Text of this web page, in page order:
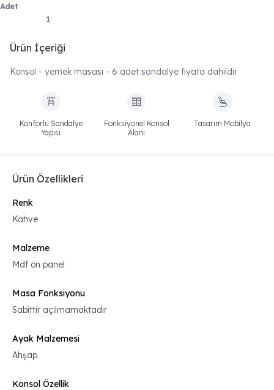
Adet
Ürün İçeriği
Konsol - yemek masası - 6 adet sandalye fiyata dahildir
Konforlu Sandalye
Yapısı
Fonksiyonel Konsol
Alanı
Tasarım Mobilya
Ürün Özellikleri
Renk
Kahve
Malzeme
Mdf ön panel
Masa Fonksiyonu
Sabittir açılmamaktadır
Ayak Malzemesi
Ahşap
Konsol Özellik